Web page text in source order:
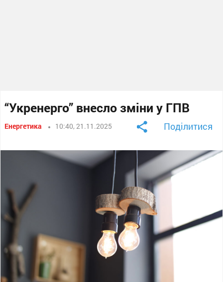
“Укренерго” внесло зміни у ГПВ
Енергетика 10:40, 21.11.2025 Поділитися